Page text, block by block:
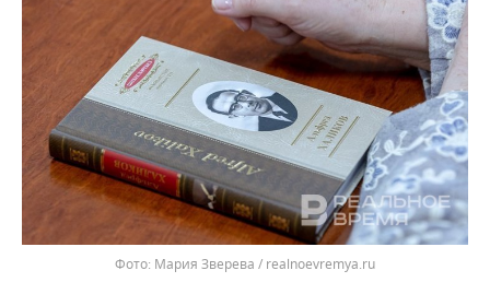
Мария Зверева / realnoevremya.ru